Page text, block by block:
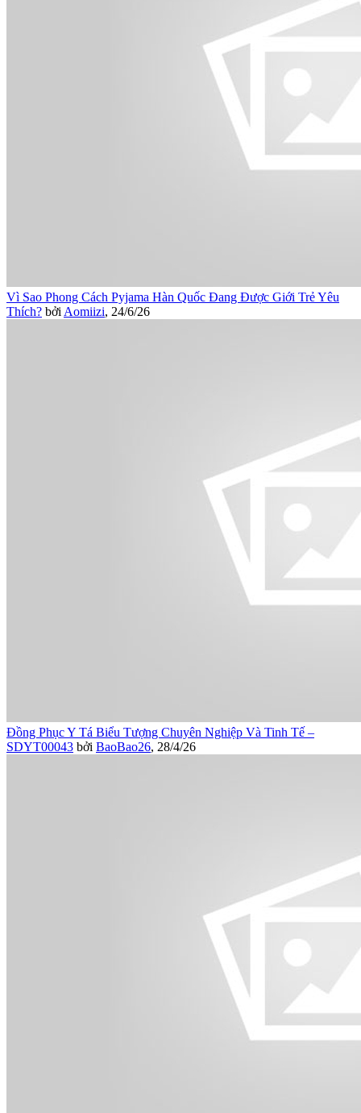
Vì Sao Phong Cách Pyjama Hàn Quốc Đang Được Giới Trẻ Yêu
Thích? bởi Aomiizi, 24/6/26
Đồng Phục Y Tá Biểu Tượng Chuyên Nghiệp Và Tinh Tế –
SDYT00043 bởi BaoBao26, 28/4/26